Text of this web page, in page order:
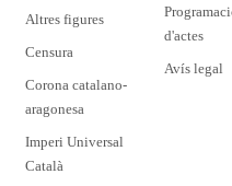
Altres figures
Censura
Corona catalano-
aragonesa
Imperi Universal
Català
d'actes
Avís legal